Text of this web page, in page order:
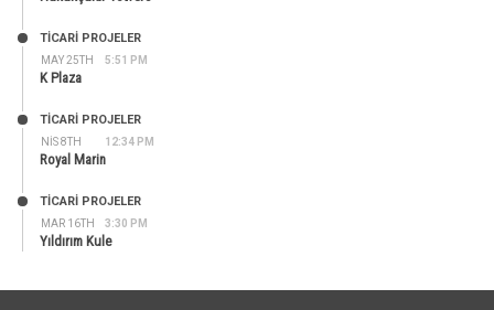
MAY 25TH 5:51 PM
TİCARİ PROJELER
K Plaza
NIS 8TH 12:34 PM
TİCARİ PROJELER
Royal Marin
MAR 16TH 3:30 PM
TİCARİ PROJELER
Yıldırım Kule